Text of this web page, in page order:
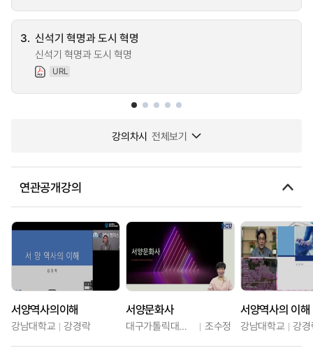
3. 신석기 혁명과 도시 혁명
신석기 혁명과 도시 혁명
URL
강의차시 전체보기
연관공개강의
서양역사의이해
강남대학교 강경락
서양문화사
대구가톨릭대학교 조수정
서양역사의 이해
강남대학교 강